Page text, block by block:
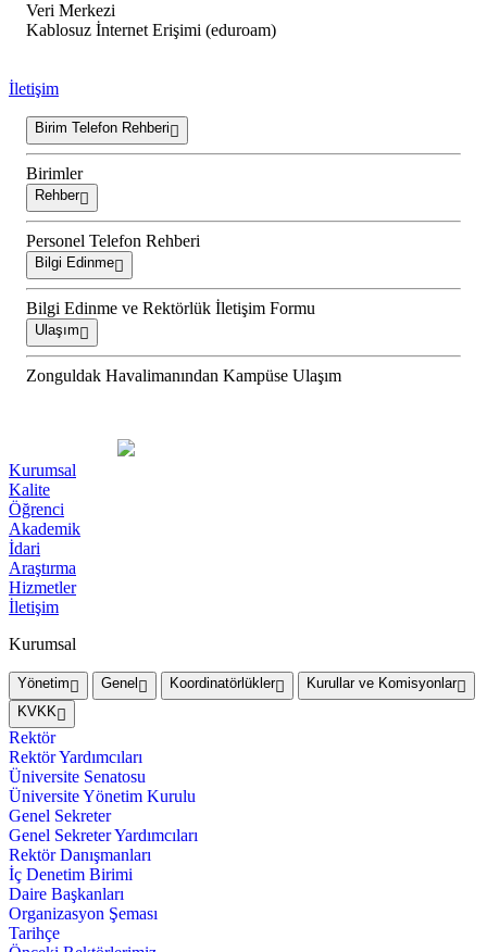
Veri Merkezi
Kablosuz İnternet Erişimi (eduroam)
İletişim
Birim Telefon Rehberi
Birimler
Rehber
Personel Telefon Rehberi
Bilgi Edinme
Bilgi Edinme ve Rektörlük İletişim Formu
Ulaşım
Zonguldak Havalimanından Kampüse Ulaşım
Kurumsal
Kalite
Öğrenci
Akademik
İdari
Araştırma
Hizmetler
İletişim
Kurumsal
Yönetim Genel Koordinatörlükler
Kurullar ve Komisyonlar
KVKK
Rektör
Rektör Yardımcıları
Üniversite Senatosu
Üniversite Yönetim Kurulu
Genel Sekreter
Genel Sekreter Yardımcıları
Rektör Danışmanları
İç Denetim Birimi
Daire Başkanları
Organizasyon Şeması
Tarihçe